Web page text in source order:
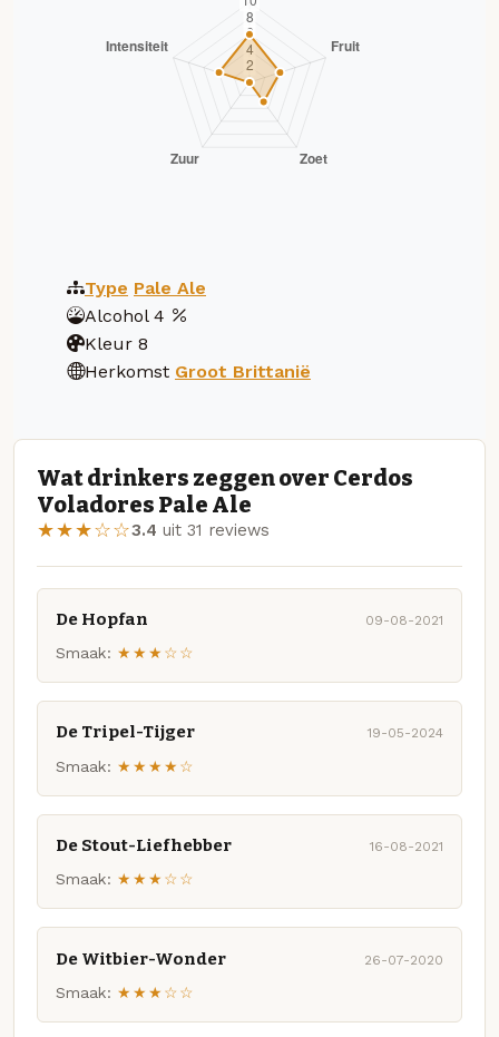
Type Pale Ale
Alcohol 4
Kleur 8
Herkomst Groot Brittanië
Wat drinkers zeggen over Cerdos
Voladores Pale Ale
★★★☆☆3.4 uit 31 reviews
De Hopfan 09-08-2021
Smaak: ★★★☆☆
De Tripel-Tijger 19-05-2024
Smaak: ★★★★☆
De Stout-Liefhebber 16-08-2021
Smaak: ★★★☆☆
De Witbier-Wonder 26-07-2020
Smaak: ★★★☆☆